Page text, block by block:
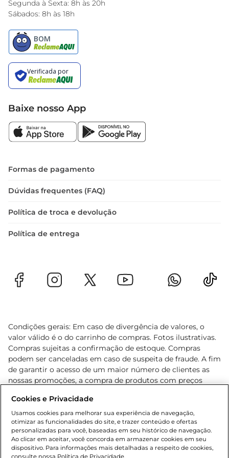
Segunda à Sexta: 8h às 20h
Sábados: 8h às 18h
Baixe nosso App
Formas de pagamento
Dúvidas frequentes (FAQ)
Política de troca e devolução
Política de entrega
Condições gerais: Em caso de divergência de valores, o
valor válido é o do carrinho de compras. Fotos ilustrativas.
Compras sujeitas a confirmação de estoque. Compras
podem ser canceladas em caso de suspeita de fraude. A fim
de garantir o acesso de um maior número de clientes as
nossas promoções, a compra de produtos com preços
cliente. Os preços, ofertas e condições são exclusivos para
o e-commerce e válidos durante o dia de hoje, podendo
sofrer alterações sem prévia notificação. Proibida a venda
de bebidas alcoólicas para menores de 18 anos, conforme
Lei n.º 8069/90, art. 81, inciso II (Estatuto da Criança e do
Adolescente). Preços e condições exclusivos para o
Cookies e Privacidade
Usamos cookies para melhorar sua experiência de navegação,
otimizar as funcionalidades do site, e trazer conteúdo e ofertas
personalizadas para você, baseadas em seu histórico de navegação.
Ao clicar em aceitar, você concorda em armazenar cookies em seu
dispositivo. Para informações mais detalhadas a respeito de cookies,
consulte nossa Política de Privacidade.